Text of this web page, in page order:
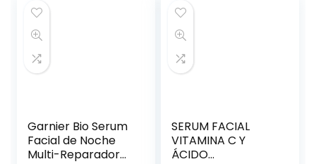
Garnier Bio Serum
Facial de Noche
Multi-Reparador
SERUM FACIAL
VITAMINA C Y
ÁCIDO